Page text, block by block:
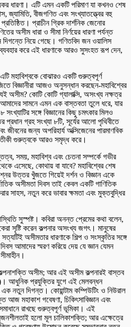
ধারণা। এটি এমন একটি পরিমাণ যা কখনও শেষ
জ্যামিতি, বীজগণিত এবং সংখ্যাতত্ত্বের বহু
প্রাচীন গ্রিক দার্শনিক জেনোর
অসীম ধারা ও সীমা নির্ণয়ের ধারণা পর্যন্ত
নিয়ে গেছে। গণিতবিদ জন ওয়ালিস
করে এই ধারণাকে আরও সুসংহত রূপ দেন,
মহাবিশ্বকে বোঝারও একটি গুরুত্বপূর্ণ
বিজ্ঞানীরা আজও অনুসন্ধান করছেন-মহাবিশ্বের
অসীম? কোটি কোটি গ্যালাক্সি, অসংখ্য নক্ষত্র
সামনে এমন এক বাস্তবতা তুলে ধরে, যার
সঙ্গে বিজ্ঞানের কিছু চমৎকার মিলও
গ্রহ সংখ্যা ৮টি, সূর্যের আলো পৃথিবীতে
জীবনের জন্য অপরিহার্য অক্সিজেনের পারমাণবিক
গুরুত্বকে আরও সমৃদ্ধ করে।
সময়, মহাবিশ্ব এবং চেতনা সম্পর্কে গভীর
এসেছে, কোথায় বা যাবে? মহাবিশ্বের শেষ
উত্তর খুঁজতে গিয়েই দর্শন ও বিজ্ঞান একে
অসীমতা দিবস তাই কেবল একটি গাণিতিক
সাহস, নতুন করে ভাবার ক্ষমতা এবং মুক্তবুদ্ধির
সুস্পষ্ট। কবিরা অনন্ত প্রেমের কথা বলেন,
সৃষ্টি করেন কল্পনার অসংখ্য জগৎ। মানুষের
অসীমতার ধারণাকে শিল্প ও সংস্কৃতির সঙ্গে
আমাদের স্মরণ করিয়ে দেয় যে জ্ঞান যেমন
অসীম; আর এই অসীম কল্পনারই বাস্তব
আধুনিক প্রযুক্তির যুগে এই মেলবন্ধন
নতুন দিগন্ত। কোয়ান্টাম কম্পিউটিং ও নিউরাল
আজ মহাকাশ গবেষণা, চিকিৎসাবিজ্ঞান এবং
রাখছে গুরুত্বপূর্ণ ভূমিকা। এই
হলো মূল চালিকাশক্তি; আর এক্ষেত্রে